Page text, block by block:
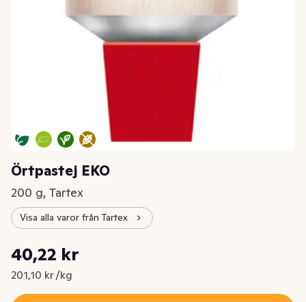
Örtpastej EKO
200 g, Tartex
Visa alla varor från Tartex
Nuvarande pris är: 40,22 kr
40,22 kr
201,10 kr /kg
Styckpris: 201,10 kr /kg